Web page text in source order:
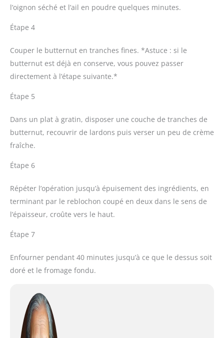
l’oignon séché et l’ail en poudre quelques minutes.
Étape 4
Couper le butternut en tranches fines. *Astuce : si le
butternut est déjà en conserve, vous pouvez passer
directement à l’étape suivante.*
Étape 5
Dans un plat à gratin, disposer une couche de tranches de
butternut, recouvrir de lardons puis verser un peu de crème
fraîche.
Étape 6
Répéter l’opération jusqu’à épuisement des ingrédients, en
terminant par le reblochon coupé en deux dans le sens de
l’épaisseur, croûte vers le haut.
Étape 7
Enfourner pendant 40 minutes jusqu’à ce que le dessus soit
doré et le fromage fondu.